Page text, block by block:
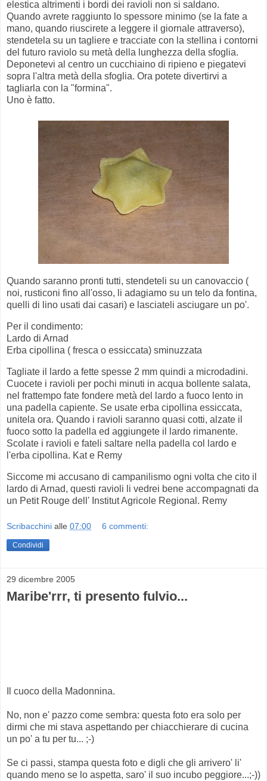
elestica altrimenti i bordi dei ravioli non si saldano.
Quando avrete raggiunto lo spessore minimo (se la fate a
mano, quando riuscirete a leggere il giornale attraverso),
stendetela su un tagliere e tracciate con la stellina i contorni
del futuro raviolo su metà della lunghezza della sfoglia.
Deponetevi al centro un cucchiaino di ripieno e piegatevi
sopra l'altra metà della sfoglia. Ora potete divertirvi a
tagliarla con la "formina".
Uno è fatto.
Quando saranno pronti tutti, stendeteli su un canovaccio (
noi, rusticoni fino all'osso, li adagiamo su un telo da fontina,
quelli di lino usati dai casari) e lasciateli asciugare un po'.
Per il condimento:
Lardo di Arnad
Erba cipollina ( fresca o essiccata) sminuzzata
Tagliate il lardo a fette spesse 2 mm quindi a microdadini.
Cuocete i ravioli per pochi minuti in acqua bollente salata,
nel frattempo fate fondere metà del lardo a fuoco lento in
una padella capiente. Se usate erba cipollina essiccata,
unitela ora. Quando i ravioli saranno quasi cotti, alzate il
fuoco sotto la padella ed aggiungete il lardo rimanente.
Scolate i ravioli e fateli saltare nella padella col lardo e
l'erba cipollina. Kat e Remy
Siccome mi accusano di campanilismo ogni volta che cito il
lardo di Arnad, questi ravioli li vedrei bene accompagnati da
un Petit Rouge dell' Institut Agricole Regional. Remy
Scribacchini alle 07:00 6 commenti:
Condividi
29 dicembre 2005
Maribe'rrr, ti presento fulvio...
Il cuoco della Madonnina.
No, non e' pazzo come sembra: questa foto era solo per
dirmi che mi stava aspettando per chiacchierare di cucina
un po' a tu per tu... ;-)
Se ci passi, stampa questa foto e digli che gli arrivero' li'
quando meno se lo aspetta, saro' il suo incubo peggiore...;-))